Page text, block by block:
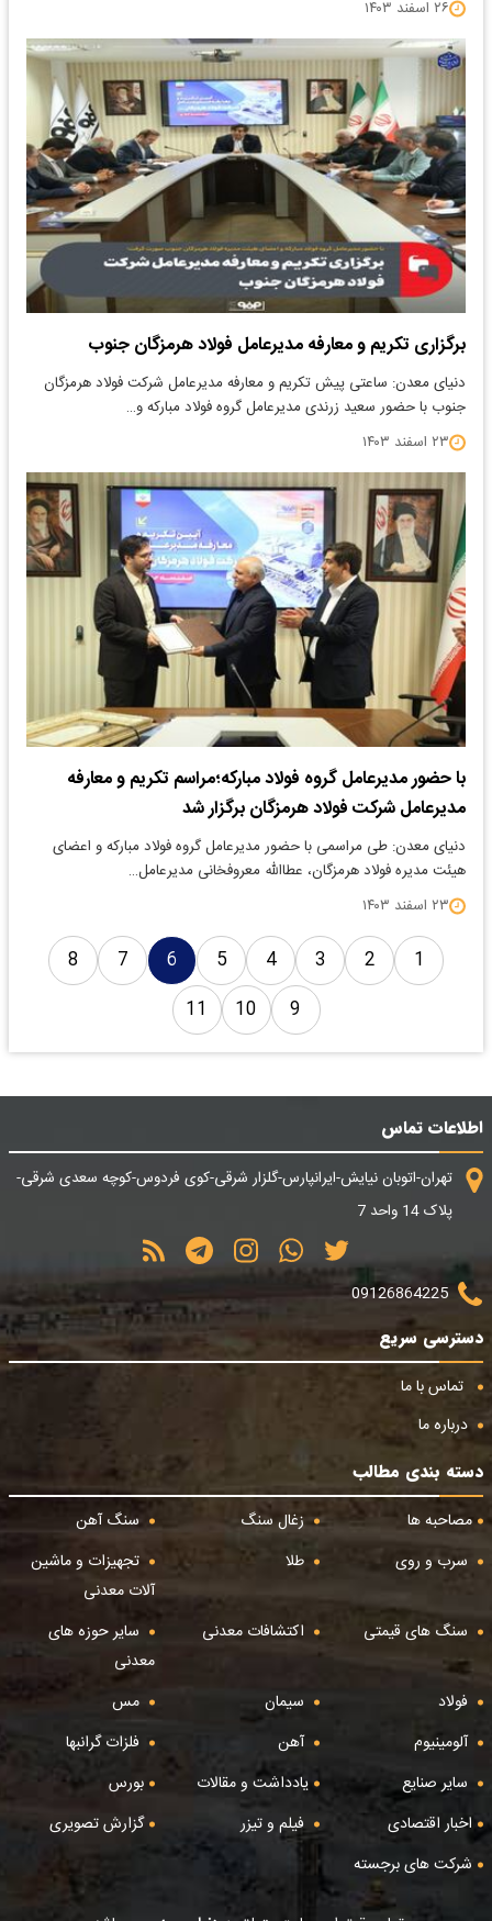
۲۶ اسفند ۱۴۰۳
برگزاری تکریم و معارفه مدیرعامل فولاد هرمزگان جنوب
دنیای معدن: ساعتی پیش تکریم و معارفه مدیرعامل شرکت فولاد هرمزگان
جنوب با حضور سعید زرندی مدیرعامل گروه فولاد مبارکه و…
۲۳ اسفند ۱۴۰۳
با حضور مدیرعامل گروه فولاد مبارکه؛مراسم تکریم و معارفه
مدیرعامل شرکت فولاد هرمزگان برگزار شد
دنیای معدن: طی مراسمی با حضور مدیرعامل گروه فولاد مبارکه و اعضای
هیئت مدیره فولاد هرمزگان، عطاالله معروفخانی مدیرعامل…
۲۳ اسفند ۱۴۰۳
1
2
3
4
5
6
7
8
9
10
11
اطلاعات تماس
تهران-اتوبان نیایش-ایرانپارس-گلزار شرقی-کوی فردوس-کوچه سعدی شرقی-
پلاک 14 واحد 7
09126864225
دسترسی سریع
تماس با ما
درباره ما
دسته بندی مطالب
مصاحبه ها
زغال سنگ
سنگ آهن
سرب و روی
طلا
تجهیزات و ماشین
آلات معدنی
سنگ های قیمتی
اکتشافات معدنی
سایر حوزه های
معدنی
فولاد
سیمان
مس
آلومینیوم
آهن
فلزات گرانبها
سایر صنایع
یادداشت و مقالات
بورس
اخبار اقتصادی
فیلم و تیزر
گزارش تصویری
شرکت های برجسته